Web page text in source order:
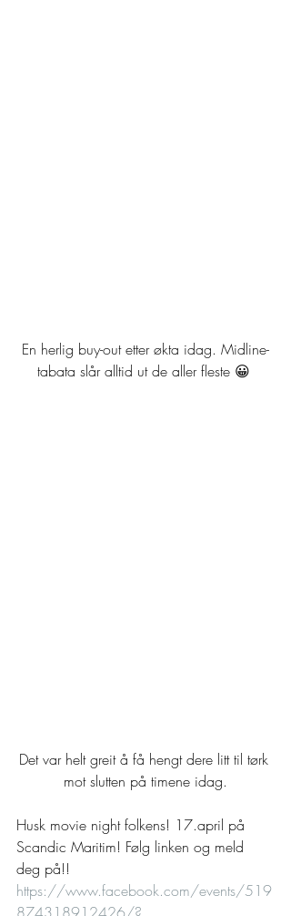
En herlig buy-out etter økta idag. Midline-
tabata slår alltid ut de aller fleste 😀
Det var helt greit å få hengt dere litt til tørk
mot slutten på timene idag.
Husk movie night folkens! 17.april på
Scandic Maritim! Følg linken og meld
deg på!!
https://www.facebook.com/events/519